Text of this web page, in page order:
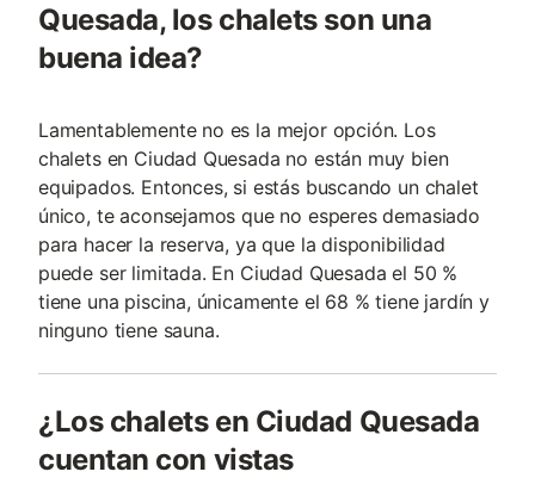
Quesada, los chalets son una
buena idea?
Lamentablemente no es la mejor opción. Los
chalets en Ciudad Quesada no están muy bien
equipados. Entonces, si estás buscando un chalet
único, te aconsejamos que no esperes demasiado
para hacer la reserva, ya que la disponibilidad
puede ser limitada. En Ciudad Quesada el 50 %
tiene una piscina, únicamente el 68 % tiene jardín y
ninguno tiene sauna.
¿Los chalets en Ciudad Quesada
cuentan con vistas